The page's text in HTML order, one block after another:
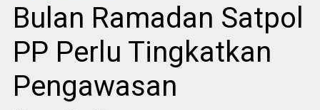
Bulan Ramadan Satpol
PP Perlu Tingkatkan
Pengawasan